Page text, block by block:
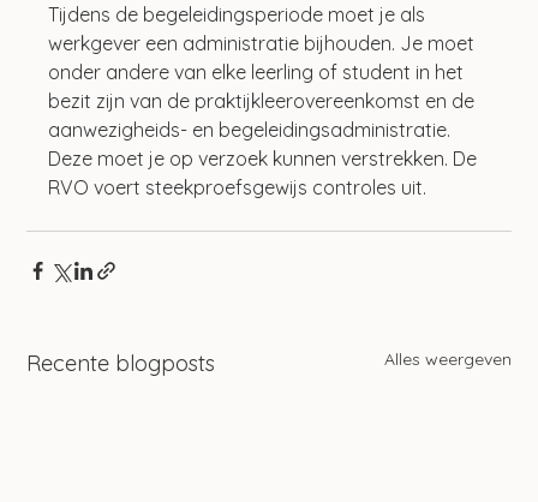
Tijdens de begeleidingsperiode moet je als
werkgever een administratie bijhouden. Je moet
onder andere van elke leerling of student in het
bezit zijn van de praktijkleerovereenkomst en de
aanwezigheids- en begeleidingsadministratie.
Deze moet je op verzoek kunnen verstrekken. De
RVO voert steekproefsgewijs controles uit.
Recente blogposts Alles weergeven